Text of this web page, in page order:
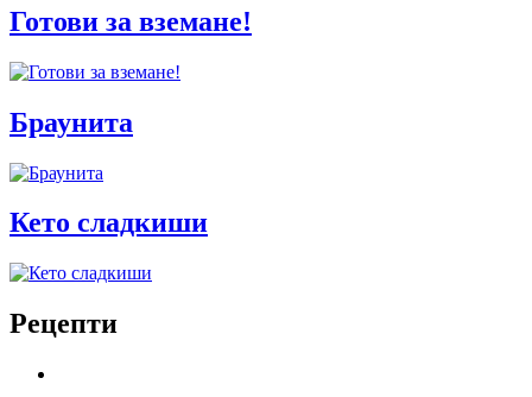
Готови за вземане!
Браунита
Кето сладкиши
Рецепти